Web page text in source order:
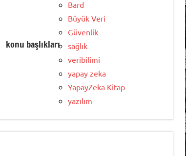
konu başlıkları
Bard
Büyük Veri
Güvenlik
sağlık
veribilimi
yapay zeka
YapayZeka Kitap
yazılım